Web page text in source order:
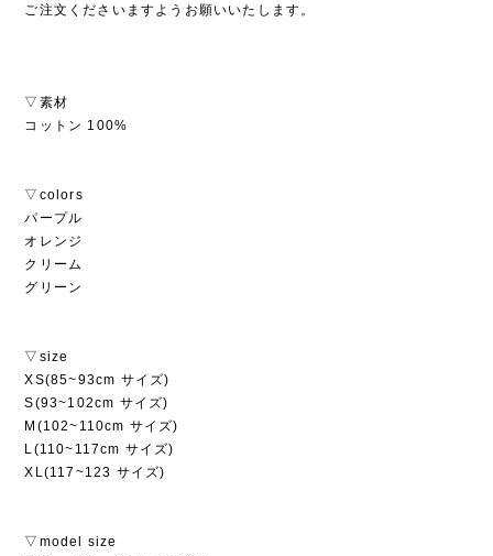
ご注文くださいますようお願いいたします。
▽素材
コットン 100%
▽colors
パープル
オレンジ
クリーム
グリーン
▽size
XS(85~93cm サイズ)
S(93~102cm サイズ)
M(102~110cm サイズ)
L(110~117cm サイズ)
XL(117~123 サイズ)
▽model size